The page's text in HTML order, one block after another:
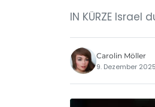
IN KÜRZE
Carolin Möller
9. Dezember 2025